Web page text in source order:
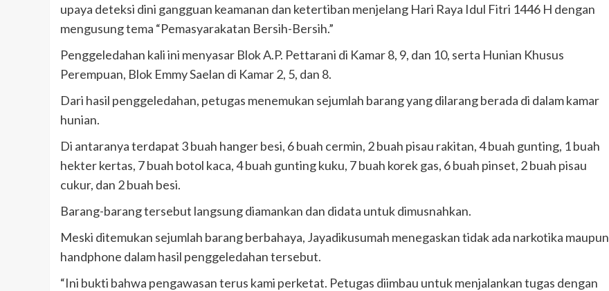
upaya deteksi dini gangguan keamanan dan ketertiban menjelang Hari Raya Idul Fitri 1446 H dengan
mengusung tema “Pemasyarakatan Bersih-Bersih.”
Penggeledahan kali ini menyasar Blok A.P. Pettarani di Kamar 8, 9, dan 10, serta Hunian Khusus
Perempuan, Blok Emmy Saelan di Kamar 2, 5, dan 8.
Dari hasil penggeledahan, petugas menemukan sejumlah barang yang dilarang berada di dalam kamar
hunian.
Di antaranya terdapat 3 buah hanger besi, 6 buah cermin, 2 buah pisau rakitan, 4 buah gunting, 1 buah
hekter kertas, 7 buah botol kaca, 4 buah gunting kuku, 7 buah korek gas, 6 buah pinset, 2 buah pisau
cukur, dan 2 buah besi.
Barang-barang tersebut langsung diamankan dan didata untuk dimusnahkan.
Meski ditemukan sejumlah barang berbahaya, Jayadikusumah menegaskan tidak ada narkotika maupun
handphone dalam hasil penggeledahan tersebut.
“Ini bukti bahwa pengawasan terus kami perketat. Petugas diimbau untuk menjalankan tugas dengan